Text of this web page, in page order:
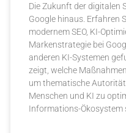
Die Zukunft der digitalen
Google hinaus. Erfahren
modernem SEO, KI-
Markenstrategie bei
anderen KI-Systemen
zeigt, welche
um thematische
Menschen und KI zu
Informations-Ökosystem